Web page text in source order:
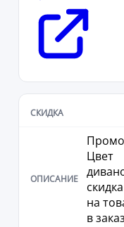
Цвет
на
в